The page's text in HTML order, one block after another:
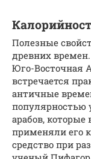
Полезные
древних
Юго-Восточная
встречается
античные
популярностью
арабов,
применяли его
средство при